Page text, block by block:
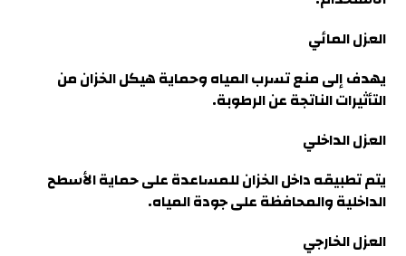
العزل المائي
يهدف إلى منع تسرب المياه وحماية هيكل الخزان من
التأثيرات الناتجة عن الرطوبة.
العزل الداخلي
يتم تطبيقه داخل الخزان للمساعدة على حماية الأسطح
الداخلية والمحافظة على جودة المياه.
العزل الخارجي